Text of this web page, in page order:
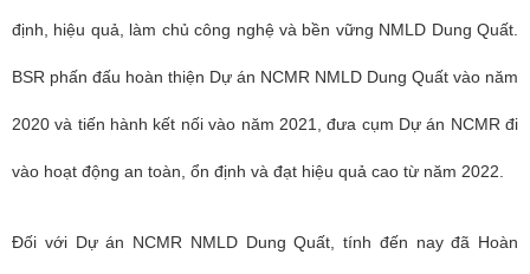
định, hiệu quả, làm chủ công nghệ và bền vững NMLD Dung Quất.
BSR phấn đấu hoàn thiện Dự án NCMR NMLD Dung Quất vào năm
2020 và tiến hành kết nối vào năm 2021, đưa cụm Dự án NCMR đi
vào hoạt động an toàn, ổn định và đạt hiệu quả cao từ năm 2022.
Đối với Dự án NCMR NMLD Dung Quất, tính đến nay đã Hoàn